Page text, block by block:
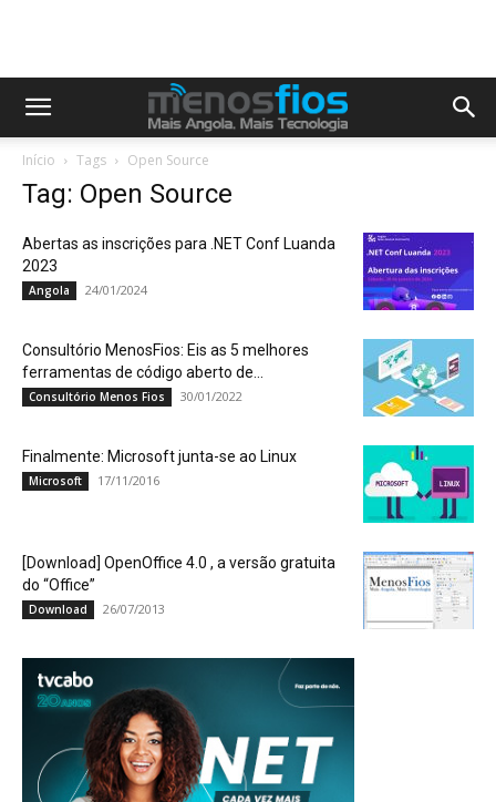
Início Tags Open Source
Tag: Open Source
Abertas as inscrições para .NET Conf Luanda
2023
Angola 24/01/2024
Consultório MenosFios: Eis as 5 melhores
ferramentas de código aberto de...
Consultório Menos Fios 30/01/2022
Finalmente: Microsoft junta-se ao Linux
Microsoft 17/11/2016
[Download] OpenOffice 4.0 , a versão gratuita
do “Office”
Download 26/07/2013